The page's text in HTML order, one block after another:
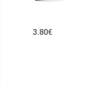
3.80€